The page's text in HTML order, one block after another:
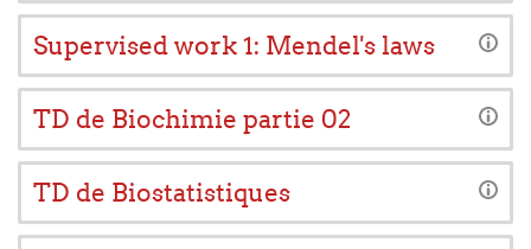
Supervised work 1: Mendel's laws
TD de Biochimie partie 02
TD de Biostatistiques